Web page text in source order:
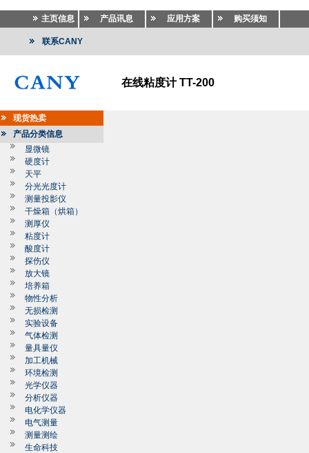
主页信息 产品讯息 应用方案 购买须知
联系CANY
在线粘度计 TT-200
现货热卖
产品分类信息
显微镜
硬度计
天平
分光光度计
测量投影仪
干燥箱（烘箱）
测厚仪
粘度计
酸度计
探伤仪
放大镜
培养箱
物性分析
无损检测
实验设备
气体检测
量具量仪
加工机械
环境检测
光学仪器
分析仪器
电化学仪器
电气测量
测量测绘
生命科技